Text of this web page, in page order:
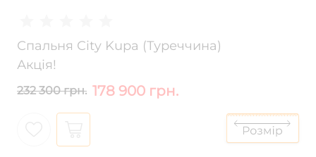
Спальня City Kupa (Туреччина)
Акція!
232 300 грн. 178 900 грн.